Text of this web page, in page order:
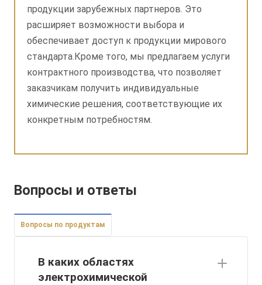
продукции зарубежных партнеров. Это
расширяет возможности выбора и
обеспечивает доступ к продукции мирового
стандарта.Кроме того, мы предлагаем услуги
контрактного производства, что позволяет
заказчикам получить индивидуальные
химические решения, соответствующие их
конкретным потребностям.
Вопросы и ответы
Вопросы по продуктам
В каких областях
электрохимической